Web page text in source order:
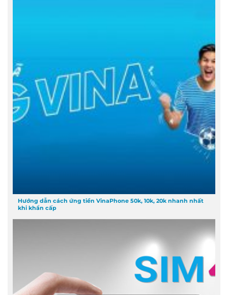
Hướng dẫn cách ứng tiền VinaPhone 50k, 10k, 20k nhanh nhất
khi khẩn cấp